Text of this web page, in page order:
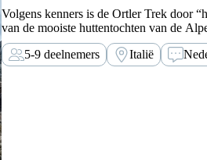
Volgens kenners is de Ortler Trek door
van de mooiste huttentochten van de
en wandel met TOE vanuit het Ultental
5-9 deelnemers
Italië